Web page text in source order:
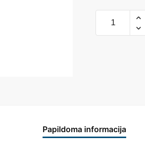
Papildoma informacija